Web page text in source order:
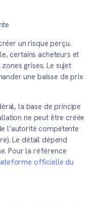
un risque perçu.
certains acheteurs et
grises. Le sujet
une baisse de prix
la base de principe
ne peut être créée
l’autorité compétente
Le détail dépend
Pour la référence
officielle du